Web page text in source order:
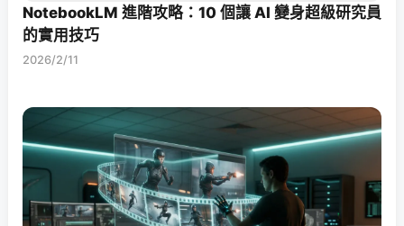
NotebookLM 進階攻略：10 個讓 AI 變身超級研究員
的實用技巧
2026/2/11